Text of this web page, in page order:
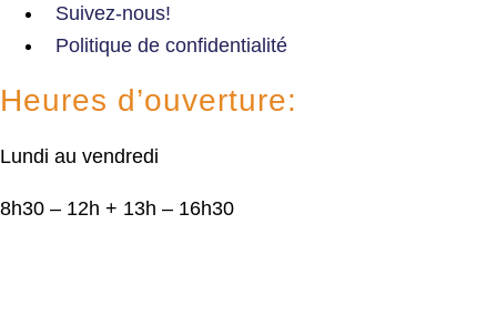
Suivez-nous!
Politique de confidentialité
Heures d’ouverture:
Lundi au vendredi
8h30 – 12h + 13h – 16h30